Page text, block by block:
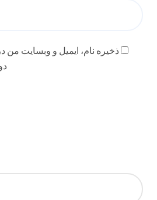
ذخیره نام، ایمیل و وبسایت من